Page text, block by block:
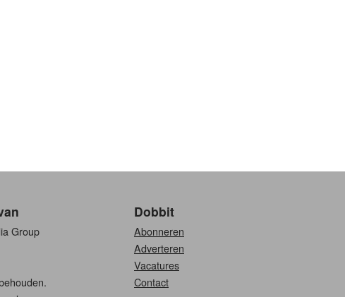
Group
Dobbit
Abonneren
Adverteren
Vacatures
Contact